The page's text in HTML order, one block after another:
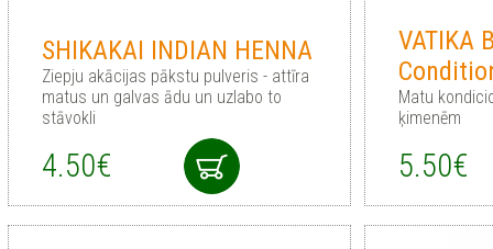
SHIKAKAI INDIAN HENNA
Ziepju akācijas pākstu pulveris - attīra
matus un galvas ādu un uzlabo to
stāvokli
4.50€
VATIKA
Matu
ķimenēm
5.50€